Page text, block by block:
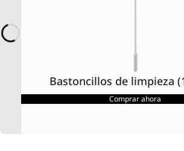
Bastoncillos de limpieza
Comprar ahora